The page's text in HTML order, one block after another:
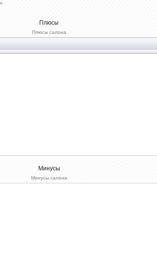
Плюсы
Плюсы салона
Минусы
Минусы салона